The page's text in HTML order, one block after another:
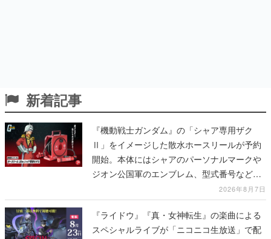
新着記事
『機動戦士ガンダム』の「シャア専用ザク
Ⅱ」をイメージした散水ホースリールが予約
開始。本体にはシャアのパーソナルマークや
ジオン公国軍のエンブレム、型式番号などを
2026年8月7日
『ライドウ』『真・女神転生』の楽曲による
スペシャルライブが「ニコニコ生放送」で配